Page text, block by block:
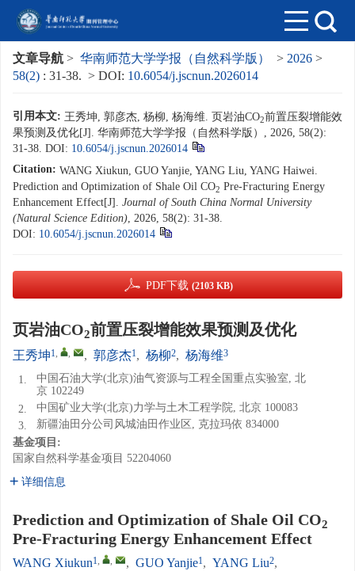
文章导航 > 华南师范大学学报（自然科学版） > 2026 >
58(2) : 31-38. > DOI: 10.6054/j.jscnun.2026014
引用本文: 王秀坤, 郭彦杰, 杨柳, 杨海维. 页岩油CO2前置压裂增能效
果预测及优化[J]. 华南师范大学学报（自然科学版）, 2026, 58(2):
31-38. DOI: 10.6054/j.jscnun.2026014
Citation: WANG Xiukun, GUO Yanjie, YANG Liu, YANG Haiwei.
Prediction and Optimization of Shale Oil CO2 Pre-Fracturing Energy
Enhancement Effect[J]. Journal of South China Normal University
(Natural Science Edition), 2026, 58(2): 31-38.
DOI: 10.6054/j.jscnun.2026014
PDF下载 (2103 KB)
页岩油CO2前置压裂增能效果预测及优化
王秀坤1, , , 郭彦杰1, 杨柳2, 杨海维3
1.
中国石油大学(北京)油气资源与工程全国重点实验室, 北
京 102249
2.
中国矿业大学(北京)力学与土木工程学院, 北京 100083
3.
新疆油田分公司风城油田作业区, 克拉玛依 834000
基金项目:
国家自然科学基金项目 52204060
详细信息
Prediction and Optimization of Shale Oil CO2
Pre-Fracturing Energy Enhancement Effect
WANG Xiukun1, , , GUO Yanjie1, YANG Liu2,